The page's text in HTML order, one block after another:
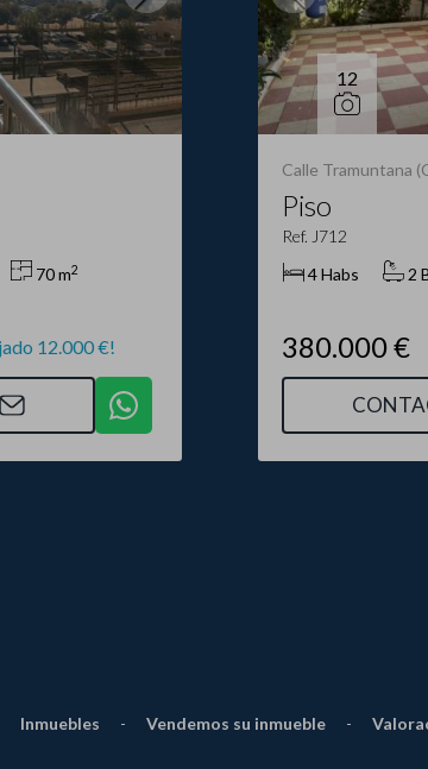
70 m2
12.000 €!
12
Calle Tramuntana
Piso
Ref. J712
4 Habs
2
380.000 €
Inmuebles - Vendemos su inmueble -